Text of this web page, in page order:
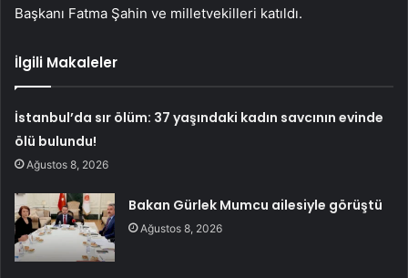
Başkanı Fatma Şahin ve milletvekilleri katıldı.
İlgili Makaleler
İstanbul’da sır ölüm: 37 yaşındaki kadın savcının evinde
ölü bulundu!
Ağustos 8, 2026
Bakan Gürlek Mumcu ailesiyle görüştü
Ağustos 8, 2026